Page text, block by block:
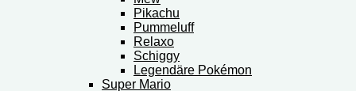
Pikachu
Pummeluff
Relaxo
Schiggy
Legendäre Pokémon
Super Mario